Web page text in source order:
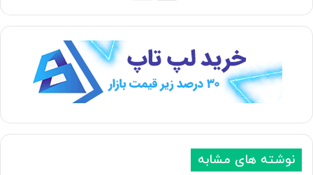
ح
ق
ب
ی
ح
ه
ع
ی
نوشته های مشابه